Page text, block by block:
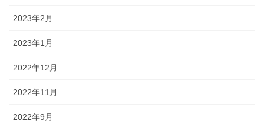
2023年2月
2023年1月
2022年12月
2022年11月
2022年9月